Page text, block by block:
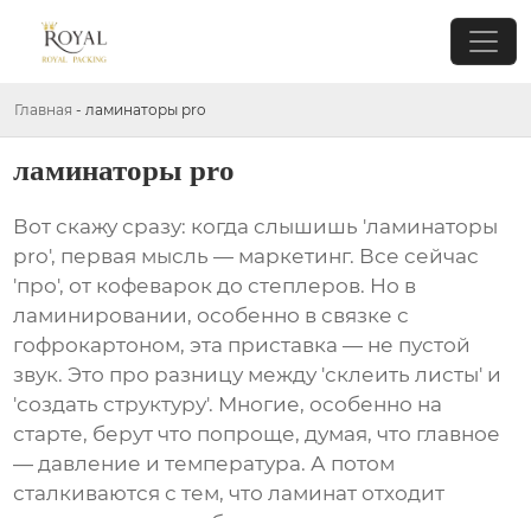
Главная - ламинаторы pro
ламинаторы pro
Вот скажу сразу: когда слышишь 'ламинаторы
pro', первая мысль — маркетинг. Все сейчас
'про', от кофеварок до степлеров. Но в
ламинировании, особенно в связке с
гофрокартоном, эта приставка — не пустой
звук. Это про разницу между 'склеить листы' и
'создать структуру'. Многие, особенно на
старте, берут что попроще, думая, что главное
— давление и температура. А потом
сталкиваются с тем, что ламинат отходит